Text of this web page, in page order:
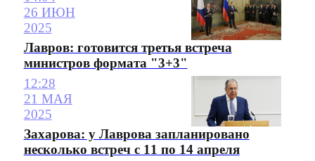
26 ИЮН
2025
Лавров: готовится третья встреча
министров формата "3+3"
12:28
21 МАЯ
2025
Захарова: у Лаврова запланировано
несколько встреч с 11 по 14 апреля